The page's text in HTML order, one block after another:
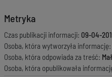
Metryka
Czas publikacji informacji: 09-04-
Osoba, która wytworzyła informację:
Osoba, która odpowiada za treść:
Osoba, która opublikowała